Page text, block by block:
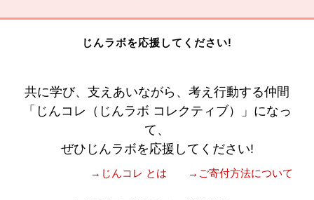
じんラボを応援してください!
共に学び、支えあいながら、考え行動する仲間
「じんコレ（じんラボ コレクティブ）」になっ
て、
ぜひじんラボを応援してください!
→じんコレ とは →ご寄付方法について